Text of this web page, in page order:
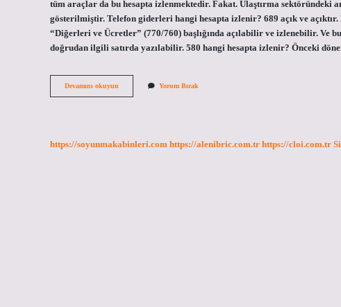
tüm araçlar da bu hesapta izlenmektedir. Fakat. Ulaştırma
gösterilmiştir. Telefon giderleri hangi hesapta izlenir? 689 açık ve
“Diğerleri ve Ücretler” (770/760) başlığında açılabilir ve izlenebilir. Ve
doğrudan ilgili satırda yazılabilir. 580 hangi hesapta izlenir? Önceki
Devamını okuyun
Gideri
Yorum Bırak
https://soyunmakabinleri.com https://alenibric.com.tr https://cloi.com.tr